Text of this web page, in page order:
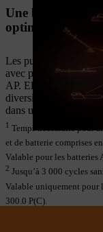
Une batterie
optimale.
Les puissantes
avec plus de 80
AP. Elles simplifient
diversité des
dans une grande
1 Temps nécessaire pour
et de batterie comprises
Valable pour les batteries
2 Jusqu’à 3 000 cycles
Valable uniquement pour
300.0 P(C).